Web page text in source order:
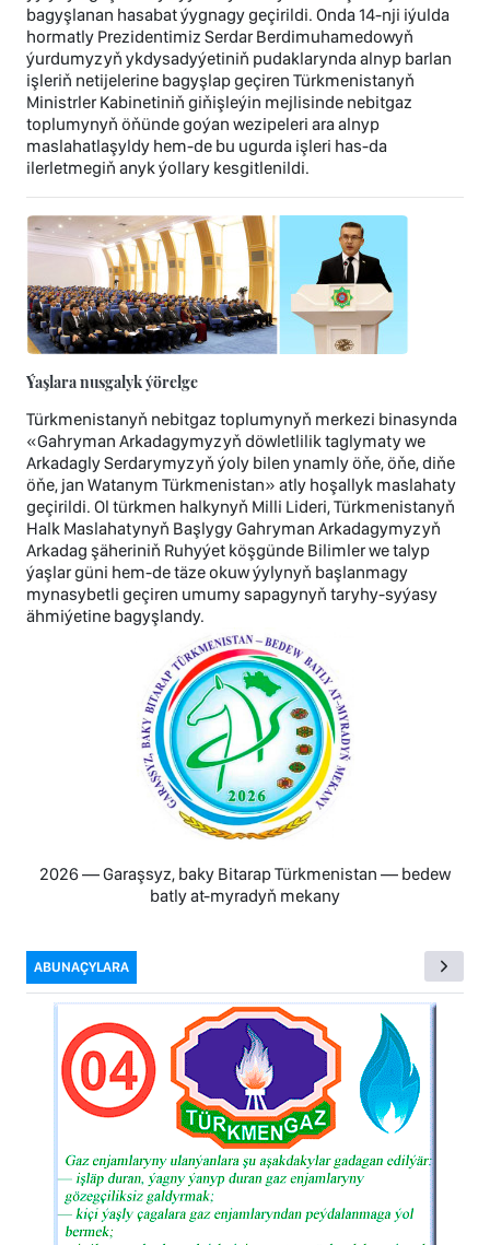
bagyşlanan hasabat ýygnagy geçirildi. Onda 14-nji iýulda
hormatly Prezidentimiz Serdar Berdimuhamedowyň
ýurdumyzyň ykdysadyýetiniň pudaklarynda alnyp barlan
işleriň netijelerine bagyşlap geçiren Türkmenistanyň
Ministrler Kabinetiniň giňişleýin mejlisinde nebitgaz
toplumynyň öňünde goýan wezipeleri ara alnyp
maslahatlaşyldy hem-de bu ugurda işleri has-da
ilerletmegiň anyk ýollary kesgitlenildi.
Ýaşlara nusgalyk ýörelge
Türkmenistanyň nebitgaz toplumynyň merkezi binasynda
«Gahryman Arkadagymyzyň döwletlilik taglymaty we
Arkadagly Serdarymyzyň ýoly bilen ynamly öňe, öňe, diňe
öňe, jan Watanym Türkmenistan» atly hoşallyk maslahaty
geçirildi. Ol türkmen halkynyň Milli Lideri, Türkmenistanyň
Halk Maslahatynyň Başlygy Gahryman Arkadagymyzyň
Arkadag şäheriniň Ruhyýet köşgünde Bilimler we talyp
ýaşlar güni hem-de täze okuw ýylynyň başlanmagy
mynasybetli geçiren umumy sapagynyň taryhy-syýasy
ähmiýetine bagyşlandy.
2026 — Garaşsyz, baky Bitarap Türkmenistan — bedew
batly at-myradyň mekany
ABUNAÇYLARA